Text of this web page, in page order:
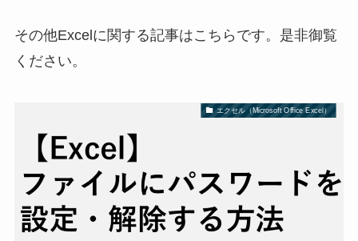
その他Excelに関する記事はこちらです。是非御覧
ください。
エクセル（Microsoft Office Excel）